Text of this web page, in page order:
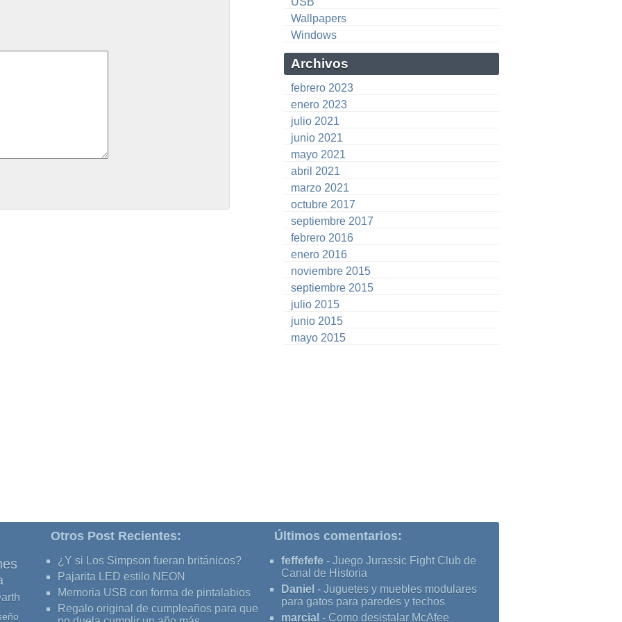
Wallpapers
Windows
Archivos
febrero 2023
enero 2023
julio 2021
junio 2021
mayo 2021
abril 2021
marzo 2021
octubre 2017
septiembre 2017
febrero 2016
enero 2016
noviembre 2015
septiembre 2015
julio 2015
junio 2015
mayo 2015
Otros Post Recientes:
¿Y si Los Simpson fueran británicos?
Pajarita LED estilo NEON
Memoria USB con forma de pintalabios
Regalo original de cumpleaños para que
Últimos comentarios:
feffefefe - Juego Jurassic Fight Club de
Canal de Historia
Daniel - Juguetes y muebles modulares
para gatos para paredes y techos
marcial - Como desistalar McAfee